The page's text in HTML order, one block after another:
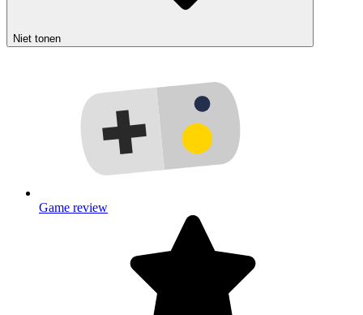
Niet tonen
Game review